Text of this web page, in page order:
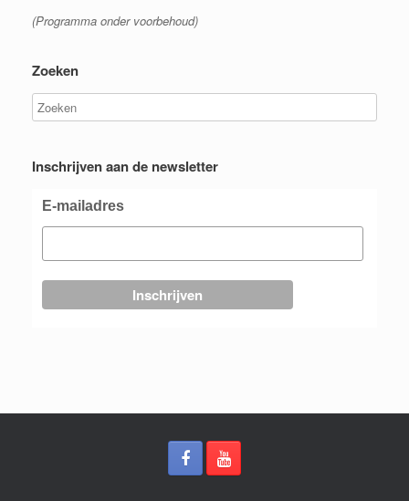
(Programma onder voorbehoud)
Zoeken
Inschrijven aan de newsletter
E-mailadres